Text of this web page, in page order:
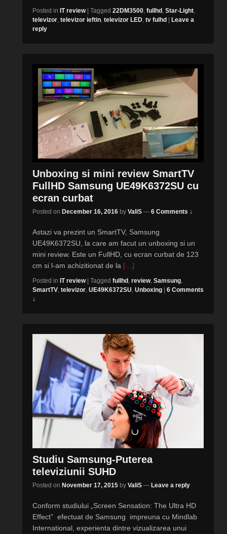
Posted in IT review | Tagged 22DM3500 fullhd Star-Light
televizor televizor ieftin televizor LED tv fulhd | Leave a
reply
Unboxing si mini review SmartTV
FullHD Samsung UE49K6372SU cu
ecran curbat
Posted on December 16, 2016 by ValiS — 6 Comments ↓
Astazi va prezint un SmartTV, Samsung
UE49K6372SU, la care am facut un unboxing si un
mini review. Este un FullHD, cu ecran curbat de 123
cm si l-am achizitionat de la […]
Posted in IT review | Tagged fullhd review, Samsung
SmartTV televizor UE49K6372SU Unboxing | 6 Comments
↓
Studiu Samsung-Puterea
televiziunii SUHD
Posted on November 17, 2015 by ValiS — Leave a reply
Conform studiului „Screen Sensation: The Ultra HD
Effect” efectuat de Samsung impreuna cu Mindlab
International, experienta dintre vizualizarea unui